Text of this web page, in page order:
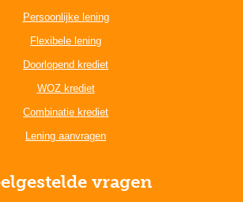
Persoonlijke lening
Flexibele lening
Doorlopend krediet
WOZ krediet
Combinatie krediet
Lening aanvragen
vragen